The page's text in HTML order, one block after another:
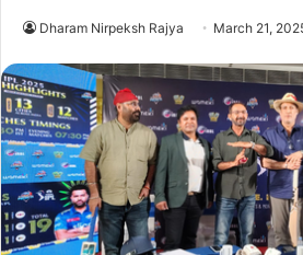
Dharam Nirpeksh Rajya March 21,